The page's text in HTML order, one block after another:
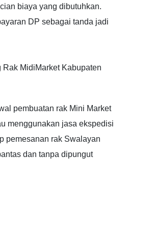
biaya yang dibutuhkan.
DP sebagai tanda jadi
MidiMarket Kabupaten
pembuatan rak Mini Market
menggunakan jasa ekspedisi
pemesanan rak Swalayan
dan tanpa dipungut